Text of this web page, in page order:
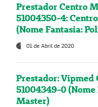
Prestador Centro
51004350-4:
(Nome Fantasia:
01 de Abril de 2020
Prestador: Vipmed
51004349-0
Master)